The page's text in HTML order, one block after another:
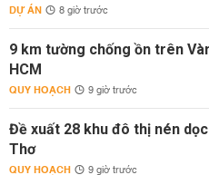
DỰ ÁN 8 giờ trước
9 km tường chống ồn trên
HCM
QUY HOẠCH 9 giờ trước
Đề xuất 28 khu đô thị nén
Thơ
QUY HOẠCH 9 giờ trước